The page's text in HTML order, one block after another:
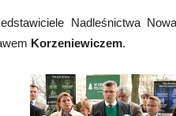
Nadleśnictwa
Korzeniewiczem.